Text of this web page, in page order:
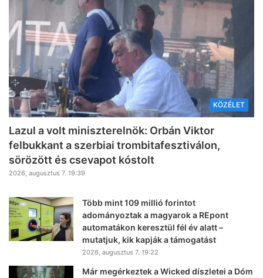
KÖZÉLET
Lazul a volt miniszterelnök: Orbán Viktor
felbukkant a szerbiai trombitafesztiválon,
sörözött és csevapot kóstolt
2026, augusztus 7. 19:39
Több mint 109 millió forintot
adományoztak a magyarok a REpont
automatákon keresztül fél év alatt –
mutatjuk, kik kapják a támogatást
2026, augusztus 7. 19:22
Már megérkeztek a Wicked díszletei a Dóm